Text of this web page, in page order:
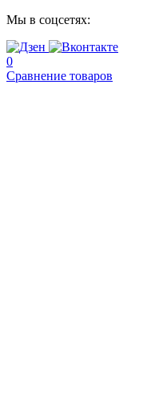
Мы в соцсетях:
0
Сравнение товаров